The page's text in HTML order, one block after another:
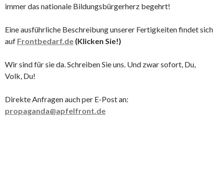
immer das nationale Bildungsbürgerherz begehrt!
Eine ausführliche Beschreibung unserer Fertigkeiten findet sich
auf Frontbedarf.de (Klicken Sie!)
Wir sind für sie da. Schreiben Sie uns. Und zwar sofort, Du,
Volk, Du!
Direkte Anfragen auch per E-Post an:
propaganda@apfelfront.de